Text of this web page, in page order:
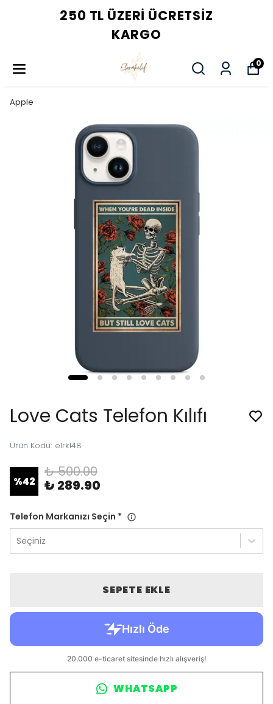
250 TL ÜZERI ÜCRETSIZ
KARGO
0
Apple
Love Cats Telefon Kılıfı
Ürün Kodu: elrk148
%42
₺ 500.00
₺ 289.90
Telefon Markanızı Seçin *
Seçiniz
SEPETE EKLE
WHATSAPP